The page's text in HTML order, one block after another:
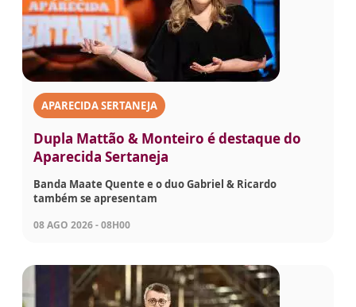
APARECIDA SERTANEJA
Dupla Mattão & Monteiro é destaque do
Aparecida Sertaneja
Banda Maate Quente e o duo Gabriel & Ricardo
também se apresentam
08 AGO 2026 - 08H00